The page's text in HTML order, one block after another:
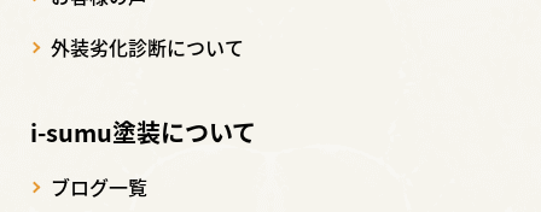
外装劣化診断について
i-sumu塗装について
ブログ一覧